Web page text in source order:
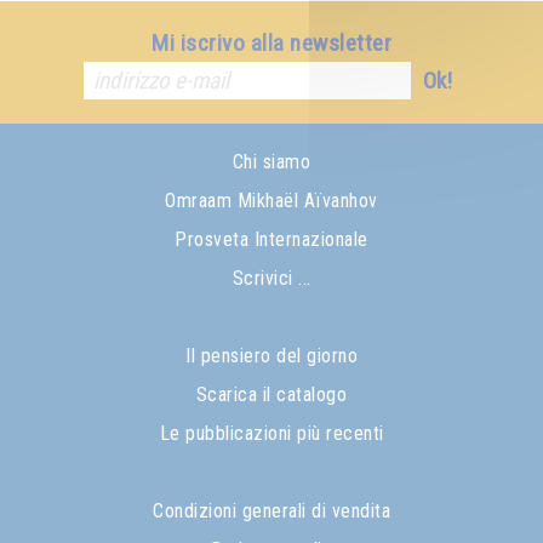
Mi iscrivo alla newsletter
Ok!
Chi siamo
Omraam Mikhaël Aïvanhov
Prosveta Internazionale
Scrivici ...
Il pensiero del giorno
Scarica il catalogo
Le pubblicazioni più recenti
Condizioni generali di vendita